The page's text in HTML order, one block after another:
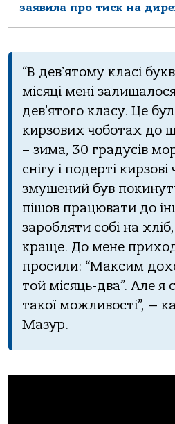
заявила про тиск на
“В девʼятому класі
місяці мені
девʼятого класу. Це
кирзових чоботах до
– зима, 30 градусів
снігу і подерті
змушений був
пішов працювати до
заробляти собі на
краще. До мене
просили: “Максим
той місяць-два”. Але я
такої можливості”, —
Мазур.